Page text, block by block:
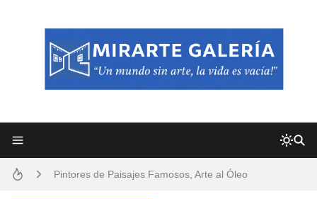
Pintores de Paisajes Famosos, Arte al Óleo